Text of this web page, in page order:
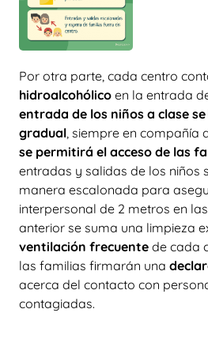
Por otra parte, cada centro
hidroalcohólico en la entrada
entrada de los niños a clase
gradual, siempre en compañía
se permitirá el acceso de las
entradas y salidas de los niños
manera escalonada para
interpersonal de 2 metros en
anterior se suma una limpieza
ventilación frecuente de cada
las familias firmarán una
acerca del contacto con
contagiadas.